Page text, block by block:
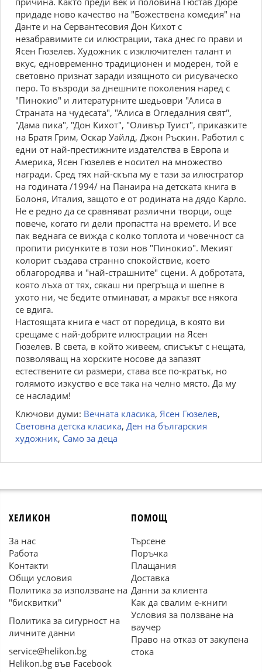
придаде ново качество на "Божествена комедия" на
Данте и на Сервантесовия Дон Кихот с
незабравимите си илюстрации, така днес го прави и
Ясен Гюзелев. Художник с изключителен талант и
вкус, едновременно традиционен и модерен, той е
световно признат заради изящното си рисуваческо
перо. То възроди за днешните поколения наред с
"Пинокио" и литературните шедьоври "Алиса в
Страната на чудесата", "Алиса в Огледалния свят",
"Дама пика", "Дон Кихот", "Оливър Туист", приказките
на Братя Грим, Оскар Уайлд, Джон Ръскин. Работил с
едни от най-престижните издателства в Европа и
Америка, Ясен Гюзелев е носител на множество
награди. Сред тях най-скъпа му е тази за илюстратор
на годината /1994/ на Панаира на детската книга в
Болоня, Италия, защото е от родината на дядо Карло.
Не е редно да се сравняват различни творци, още
повече, когато ги дели пропастта на времето. И все
пак веднага се вижда с колко топлота и човечност са
пропити рисунките в този нов "Пинокио". Мекият
колорит създава странно спокойствие, което
облагородява и "най-страшните" сцени. А добротата,
която лъха от тях, сякаш ни прегръща и шепне в
ухото ни, че бедите отминават, а мракът все някога
се вдига.
Настоящата книга е част от поредица, в която ви
срещаме с най-добрите илюстрации на Ясен
Гюзелев. В света, в който живеем, списъкът с нещата,
позволяващ на хорските носове да запазят
естествените си размери, става все по-кратък, но
голямото изкуство е все така на челно място. Да му
се насладим!
Ключови думи: Вечната класика, Ясен Гюзелев,
Световна детска класика, Ден на българския
художник, Само за деца
ХЕЛИКОН
За нас
Работа
Контакти
Общи условия
Политика за използване на
"бисквитки"
Политика за сигурност на
личните данни
service@helikon.bg
Helikon.bg във Facebook
ПОМОЩ
Търсене
Поръчка
Плащания
Доставка
Данни за клиента
Как да свалим е-книги
Условия за ползване на
ваучер
Право на отказ от закупена
стока